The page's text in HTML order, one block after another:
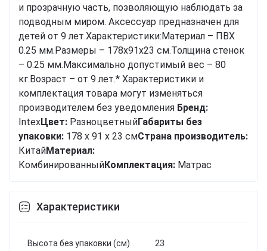
и прозрачную часть, позволяющую наблюдать за
подводным миром. Аксессуар предназначен для
детей от 9 лет.Характеристики:Материал – ПВХ
0.25 мм.Размеры – 178х91х23 см.Толщина стенок
– 0.25 мм.Максимально допустимый вес – 80
кг.Возраст – от 9 лет.* Характеристики и
комплектация товара могут изменяться
производителем без уведомления Бренд:
IntexЦвет: РазноцветныйГабариты без
упаковки: 178 x 91 x 23 смCтрана производитель:
КитайМатериал:
КомбинированныйКомплектация: Матрас
Характеристики
Высота без упаковки (см) 23